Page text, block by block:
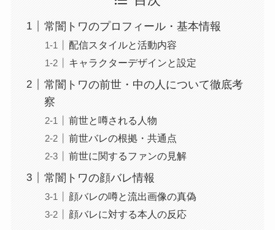
常闇トワのプロフィール・基本情報
配信スタイルと活動内容
キャラクターデザインと設定
常闇トワの前世・中の人について徹底考
察
前世と噂される人物
前世バレの根拠・共通点
前世に関するファンの見解
常闇トワの顔バレ情報
顔バレの噂と流出画像の真偽
顔バレに対する本人の反応